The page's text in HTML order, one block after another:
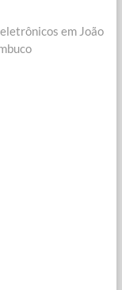
em João